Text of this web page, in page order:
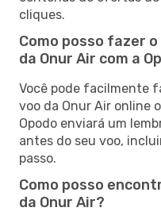
cliques.
Como posso fazer
da Onur Air com a
Você pode facilmente
voo da Onur Air online
Opodo enviará um
antes do seu voo,
passo.
Como posso
da Onur Air?